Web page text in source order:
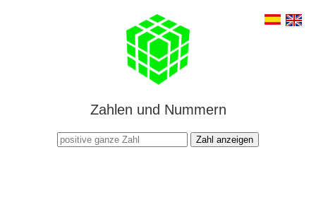
Zahlen und Nummern
Zahl anzeigen